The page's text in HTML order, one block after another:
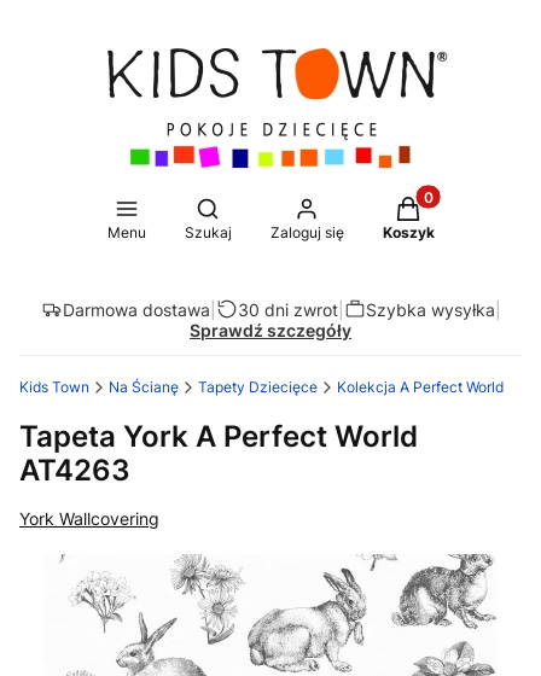
Menu
Otwórz wyszukiwarkę
Szukaj Zaloguj się
Produkty w
Koszyk
Darmowa dostawa 30 dni zwrot| Szybka wysyłka
Sprawdź szczegóły
Kids Town Na Ścianę Tapety Dziecięce Kolekcja A Perfect World
Tapeta York A Perfect World
AT4263
York Wallcovering